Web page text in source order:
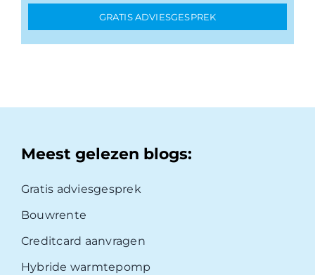
GRATIS ADVIESGESPREK
Meest gelezen blogs:
Gratis adviesgesprek
Bouwrente
Creditcard aanvragen
Hybride warmtepomp